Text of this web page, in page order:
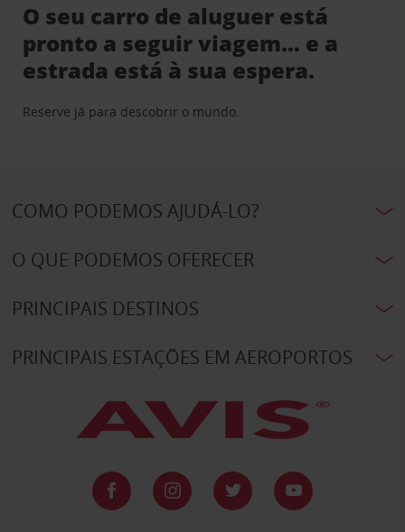
O seu carro de aluguer está
pronto a seguir viagem… e a
estrada está à sua espera.
Reserve já para descobrir o mundo.
COMO PODEMOS AJUDÁ-LO?
O QUE PODEMOS OFERECER
PRINCIPAIS DESTINOS
PRINCIPAIS ESTAÇÕES EM AEROPORTOS